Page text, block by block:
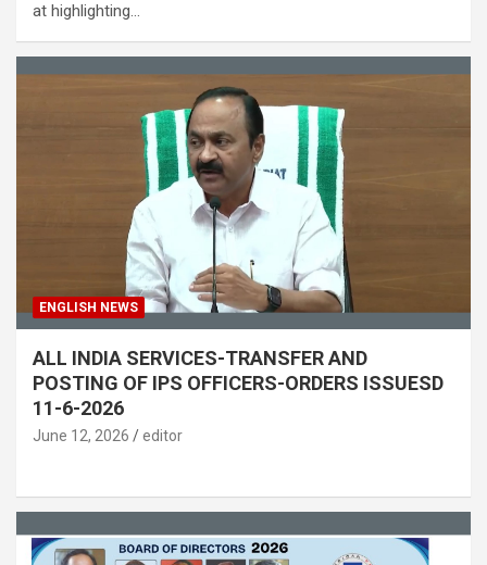
at highlighting…
ENGLISH NEWS
ALL INDIA SERVICES-TRANSFER AND
POSTING OF IPS OFFICERS-ORDERS ISSUESD
11-6-2026
June 12, 2026 editor